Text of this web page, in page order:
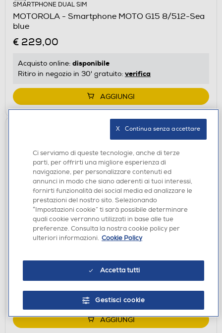
SMARTPHONE DUAL SIM
MOTOROLA - Smartphone MOTO G15 8/512-Sea
blue
€ 229,00
Acquisto online: disponibile
Ritiro in negozio in 30' gratuito: verifica
AGGIUNGI
SMARTPHONE DUAL SIM
MOTOROLA - Smartphone MOTO G06 4/256-
€ 127,00
Ritiro in negozio in 30' gratuito:verifica
AGGIUNGI
Ci serviamo di queste tecnologie, anche di terze
parti, per offrirti una migliore esperienza di
navigazione, per personalizzare contenuti ed
annunci in modo che siano aderenti ai tuoi interessi,
fornirti funzionalità dei social media ed analizzare le
prestazioni del nostro sito. Selezionando
“Impostazioni cookie” ti sarà possibile determinare
quali cookie verranno utilizzati in base alle tue
preferenze. Consulta la nostra cookie policy per
ulteriori informazioni. Cookie Policy
Accetta tutti
Gestisci cookie
X   Continua senza accettare